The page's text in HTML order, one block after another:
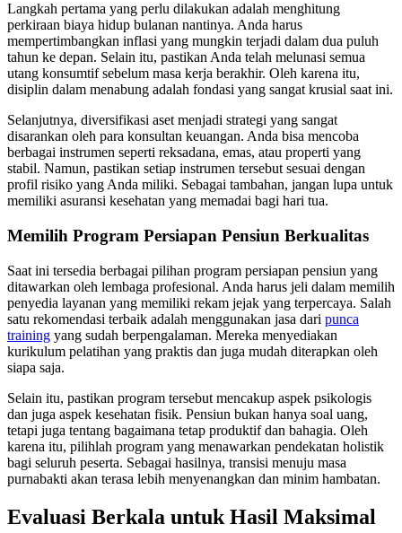
Langkah pertama yang perlu dilakukan adalah menghitung
perkiraan biaya hidup bulanan nantinya. Anda harus
mempertimbangkan inflasi yang mungkin terjadi dalam dua puluh
tahun ke depan. Selain itu, pastikan Anda telah melunasi semua
utang konsumtif sebelum masa kerja berakhir. Oleh karena itu,
disiplin dalam menabung adalah fondasi yang sangat krusial saat ini.
Selanjutnya, diversifikasi aset menjadi strategi yang sangat
disarankan oleh para konsultan keuangan. Anda bisa mencoba
berbagai instrumen seperti reksadana, emas, atau properti yang
stabil. Namun, pastikan setiap instrumen tersebut sesuai dengan
profil risiko yang Anda miliki. Sebagai tambahan, jangan lupa untuk
memiliki asuransi kesehatan yang memadai bagi hari tua.
Memilih Program Persiapan Pensiun Berkualitas
Saat ini tersedia berbagai pilihan program persiapan pensiun yang
ditawarkan oleh lembaga profesional. Anda harus jeli dalam memilih
penyedia layanan yang memiliki rekam jejak yang terpercaya. Salah
satu rekomendasi terbaik adalah menggunakan jasa dari punca
training yang sudah berpengalaman. Mereka menyediakan
kurikulum pelatihan yang praktis dan juga mudah diterapkan oleh
siapa saja.
Selain itu, pastikan program tersebut mencakup aspek psikologis
dan juga aspek kesehatan fisik. Pensiun bukan hanya soal uang,
tetapi juga tentang bagaimana tetap produktif dan bahagia. Oleh
karena itu, pilihlah program yang menawarkan pendekatan holistik
bagi seluruh peserta. Sebagai hasilnya, transisi menuju masa
purnabakti akan terasa lebih menyenangkan dan minim hambatan.
Evaluasi Berkala untuk Hasil Maksimal